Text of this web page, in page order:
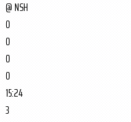
@NSH
0
0
0
0
15:24
3